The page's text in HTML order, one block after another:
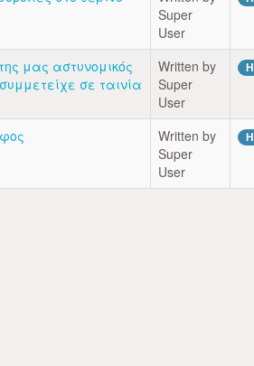
Super
User
μας αστυνομικός
σε ταινία
Written by
Super
User
Written by
Super
User